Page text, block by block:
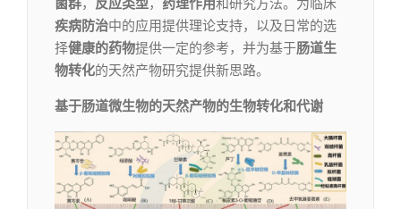
菌群， 反应类型， 药理作用和研究方法。为临床
疾病防治中的应用提供理论支持，以及日常的选
择健康的药物提供一定的参考，并为基于肠道生
物转化的天然产物研究提供新思路。
基于肠道微生物的天然产物的生物转化和代谢